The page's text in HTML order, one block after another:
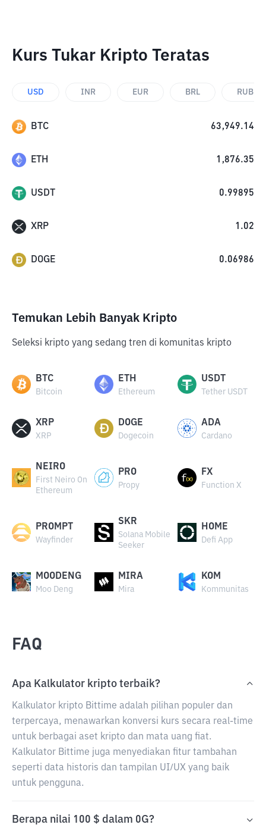
Kurs Tukar Kripto Teratas
USD INR EUR BRL RUB
BTC 63,949.14
ETH 1,876.35
USDT 0.99895
XRP 1.02
DOGE 0.06986
Temukan Lebih Banyak Kripto
Seleksi kripto yang sedang tren di komunitas kripto
BTC
Bitcoin
ETH
Ethereum
USDT
Tether USDT
XRP
XRP
DOGE
Dogecoin
ADA
Cardano
NEIRO
First Neiro On
Ethereum
PRO
Propy
FX
Function X
PROMPT
Wayfinder
SKR
Solana Mobile
Seeker
HOME
Defi App
MOODENG
Moo Deng
MIRA
Mira
KOM
Kommunitas
FAQ
Apa Kalkulator kripto terbaik?
Kalkulator kripto Bittime adalah pilihan populer dan
terpercaya, menawarkan konversi kurs secara real-time
untuk berbagai aset kripto dan mata uang fiat.
Kalkulator Bittime juga menyediakan fitur tambahan
seperti data historis dan tampilan UI/UX yang baik
untuk pengguna.
Berapa nilai 100 $ dalam 0G?